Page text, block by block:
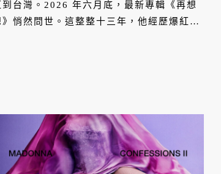
到台灣。2026 年六月底，最新專輯《再想
》悄然問世。這整整十三年，他經歷爆紅、